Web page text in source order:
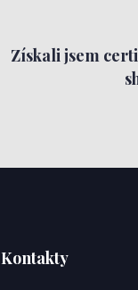
Získali jsem
Kontakty